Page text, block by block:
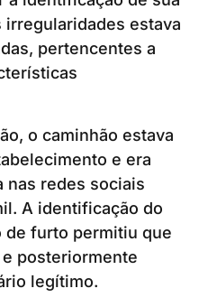
irregularidades estava
pertencentes a
o caminhão estava
e era
nas redes sociais
A identificação do
furto permitiu que
posteriormente
legítimo.